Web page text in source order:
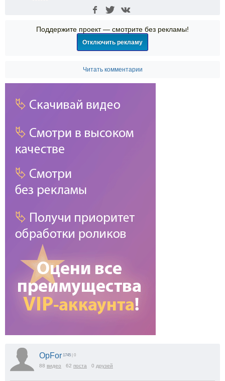
Поддержите проект — смотрите без рекламы!
Отключить рекламу
Читать комментарии
OpFor 1745 | 0
88 видео 62 поста 0 друзей